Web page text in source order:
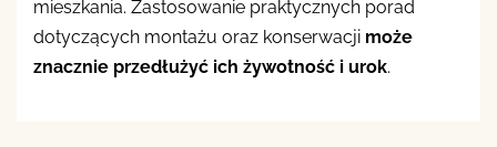
mieszkania. Zastosowanie praktycznych porad
dotyczących montażu oraz konserwacji może
znacznie przedłużyć ich żywotność i urok.